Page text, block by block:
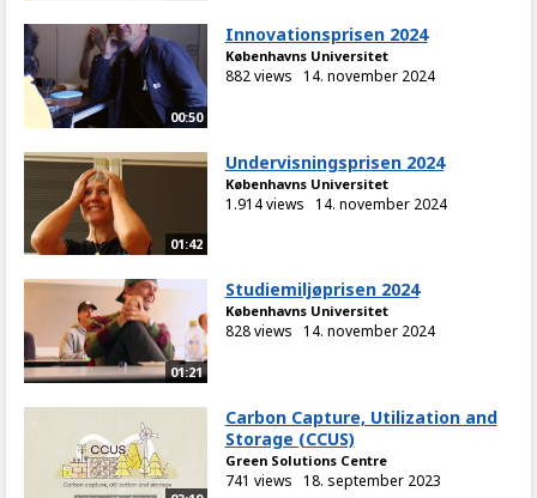
00:50
Innovationsprisen 2024
Københavns Universitet
882 views 14. november 2024
01:42
Undervisningsprisen 2024
Københavns Universitet
1.914 views 14. november 2024
01:21
Studiemiljøprisen 2024
Københavns Universitet
828 views 14. november 2024
Carbon Capture, Utilization and
Storage (CCUS)
Green Solutions Centre
741 views 18. september 2023